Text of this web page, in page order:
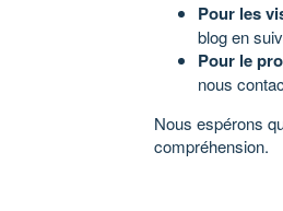
Pour les
blog en
Pour le
nous
Nous espérons
compréhension.